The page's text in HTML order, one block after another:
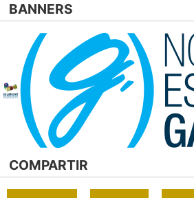
BANNERS
COMPARTIR